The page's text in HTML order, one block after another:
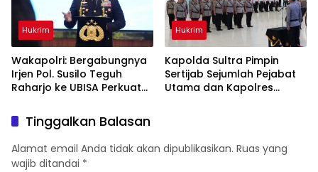
Hukrim
Wakapolri: Bergabungnya
Irjen Pol. Susilo Teguh
Raharjo ke UBISA Perkuat
Studi Kepolisian
Hukrim
Kapolda Sultra Pimpin
Sertijab Sejumlah Pejabat
Utama dan Kapolres
Tinggalkan Balasan
Alamat email Anda tidak akan dipublikasikan. Ruas yang
wajib ditandai *